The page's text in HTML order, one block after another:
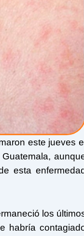
este jueves
esta
los
habría